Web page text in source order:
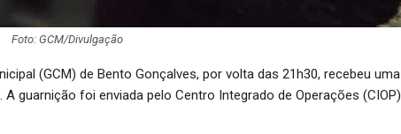
Foto: GCM/Divulgação
(GCM) de Bento Gonçalves, por volta das 21h30, recebeu uma
guarnição foi enviada pelo Centro Integrado de Operações (CIOP)